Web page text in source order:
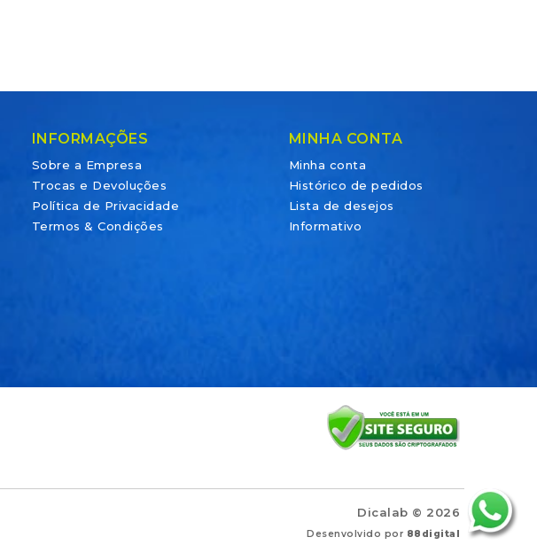
INFORMAÇÕES
Sobre a Empresa
Trocas e Devoluções
Política de Privacidade
Termos & Condições
MINHA CONTA
Minha conta
Histórico de pedidos
Lista de desejos
Informativo
Dicalab © 2026
Desenvolvido por 88digital